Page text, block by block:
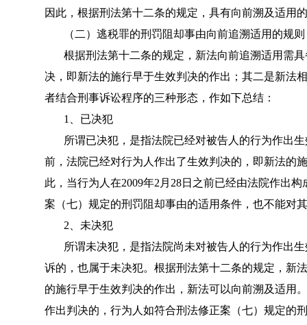
因此，根据刑法第十二条的规定，具有向前溯及适用
（二）逃税罪的刑罚阻却事由向前追溯适用的规则
根据刑法第十二条的规定，新法向前追溯适用需
决，即新法的施行早于生效判决的作出；其二是新法
者结合刑事诉讼程序的三种形态，作如下总结：
1、已决犯
所谓已决犯，是指法院已经对被告人的行为作出
前，法院已经对行为人作出了生效判决的，即新法的
此，当行为人在2009年2月28日之前已经由法院作出
案（七）规定的刑罚阻却事由的适用条件，也不能对
2、未决犯
所谓未决犯，是指法院尚未对被告人的行为作出
诉的，也属于未决犯。根据刑法第十二条的规定，新
的施行早于生效判决的作出，新法可以向前溯及适用
作出判决的，行为人如符合刑法修正案（七）规定的